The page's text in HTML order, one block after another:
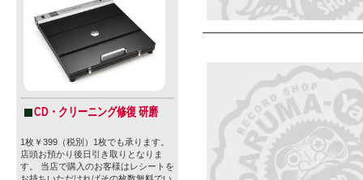
CD・クリーニング修復 研磨
1枚￥399（税別）1枚でも承ります。
店頭お預かり後日引き取りとなりま
す。 当店で購入のお客様はレシートを